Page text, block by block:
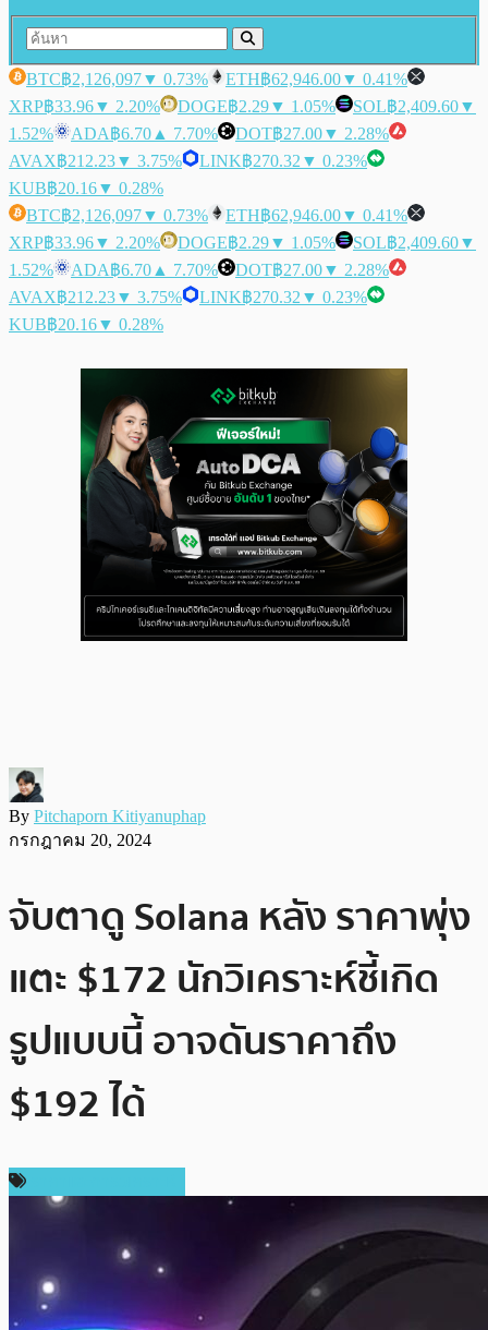
BTC฿2,126,097▼ 0.73% ETH฿62,946.00▼ 0.41%
XRP฿33.96▼ 2.20% DOGE฿2.29▼ 1.05% SOL฿2,409.60▼
1.52%
ADA฿6.70 ▲ 7.70% DOT฿27.00▼ 2.28%
AVAX฿212.23▼ 3.75% LINK฿270.32 ▼ 0.23%
KUB฿20.16▼ 0.28%
BTC฿2,126,097▼ 0.73% ETH฿62,946.00▼ 0.41%
XRP฿33.96▼ 2.20% DOGE฿2.29▼ 1.05% SOL฿2,409.60▼
1.52%
ADA฿6.70 ▲ 7.70% DOT฿27.00▼ 2.28%
AVAX฿212.23▼ 3.75% LINK฿270.32 ▼ 0.23%
KUB฿20.16▼ 0.28%
By Pitchaporn Kitiyanuphap
กรกฎาคม 20, 2024
จับตาดู Solana หลัง ราคาพุ่ง
แตะ $172 นักวิเคราะห์ชี้เกิด
รูปแบบนี้ อาจดันราคาถึง
$192 ได้